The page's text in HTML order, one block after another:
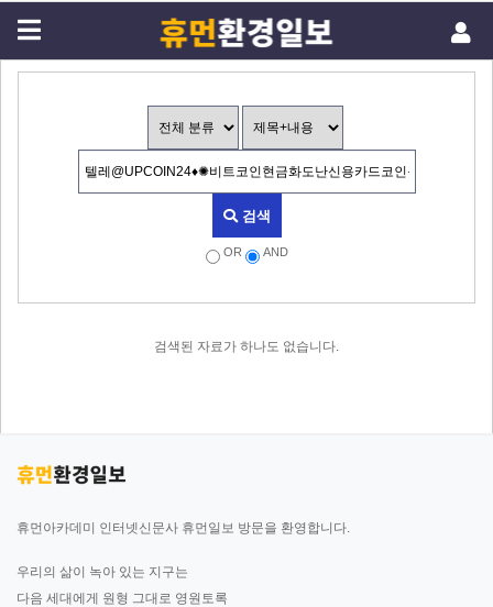
검색
OR AND
검색된 자료가 하나도 없습니다.
휴먼아카데미 인터넷신문사 휴먼일보 방문을 환영합니다.
우리의 삶이 녹아 있는 지구는
다음 세대에게 원형 그대로 영원토록